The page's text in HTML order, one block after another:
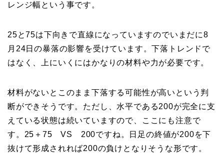
レンジ幅という事です。
25と75は下向きで直線になっていますのでいまだに8
月24日の暴落の影響を受けています。下落トレンドで
はなく、上にいくにはかなりの材料や力が必要です。
材料がないとこのまま下落する可能性が高いという判
断ができそうです。ただし、水平である200が完全に支
えている状態は続いていますので、ここにも注意で
す。25＋75 VS 200ですね。日足の終値が200を下
抜けて形成されれば200の負けとなりそうな形です。